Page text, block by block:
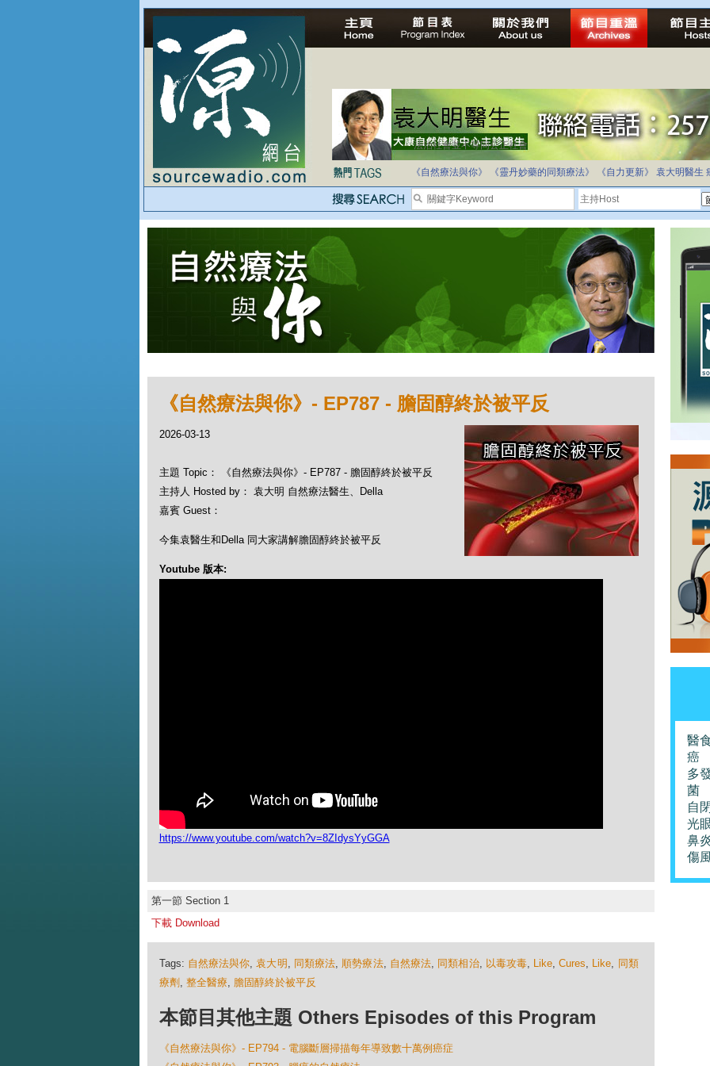
法治社會並不等同公正社會
自家教育合法化-推動多元化教育，全民學卷制
《自然療法與你》
《靈丹妙藥的同類療法》 《自力更新》 袁大明醫生
《自然療法與你》- EP787 - 膽固醇終於被平反
2026-03-13
主題 Topic： 《自然療法與你》- EP787 - 膽固醇終於被平反
主持人 Hosted by： 袁大明 自然療法醫生、Della
嘉賓 Guest：
今集袁醫生和Della 同大家講解膽固醇終於被平反
Youtube 版本:
https://www.youtube.com/watch?v=8ZIdysYyGGA
第一節 Section 1
下載 Download
Tags: 自然療法與你,袁大明 , 同類療法, 順勢療法, 自然療法, 同類相治, 以毒攻毒, Like,Cures, Like, 同類
療劑 , 整全醫療, 膽固醇終於被平反
本節目其他主題 Others Episodes of this Program
《自然療法與你》- EP794 - 電腦斷層掃描每年導致數十萬例癌症
醫
癌
多
菌
自
光
鼻
傷